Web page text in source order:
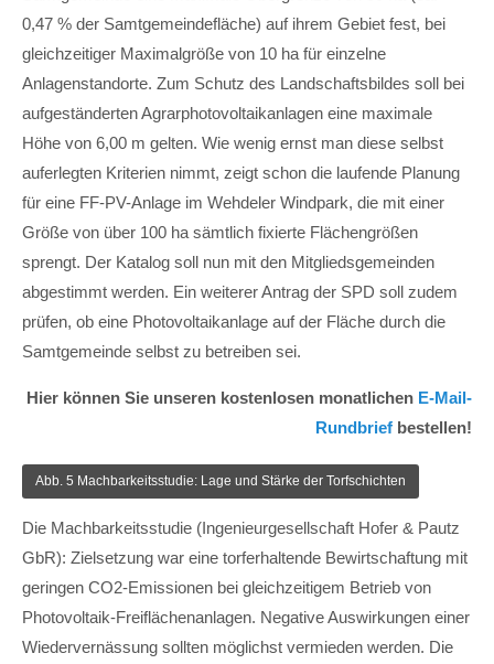
0,47 % der Samtgemeindefläche) auf ihrem Gebiet fest, bei
gleichzeitiger Maximalgröße von 10 ha für einzelne
Anlagenstandorte. Zum Schutz des Landschaftsbildes soll bei
aufgeständerten Agrarphotovoltaikanlagen eine maximale
Höhe von 6,00 m gelten. Wie wenig ernst man diese selbst
auferlegten Kriterien nimmt, zeigt schon die laufende Planung
für eine FF-PV-Anlage im Wehdeler Windpark, die mit einer
Größe von über 100 ha sämtlich fixierte Flächengrößen
sprengt. Der Katalog soll nun mit den Mitgliedsgemeinden
abgestimmt werden. Ein weiterer Antrag der SPD soll zudem
prüfen, ob eine Photovoltaikanlage auf der Fläche durch die
Samtgemeinde selbst zu betreiben sei.
Hier können Sie unseren kostenlosen monatlichen E-Mail-
Rundbrief bestellen!
Abb. 5 Machbarkeitsstudie: Lage und Stärke der Torfschichten
Die Machbarkeitsstudie (Ingenieurgesellschaft Hofer & Pautz
GbR): Zielsetzung war eine torferhaltende Bewirtschaftung mit
geringen CO2-Emissionen bei gleichzeitigem Betrieb von
Photovoltaik-Freiflächenanlagen. Negative Auswirkungen einer
Wiedervernässung sollten möglichst vermieden werden. Die